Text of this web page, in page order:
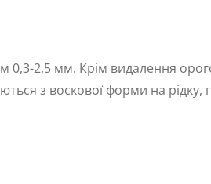
2,5 мм. Крім видалення
з воскової форми на